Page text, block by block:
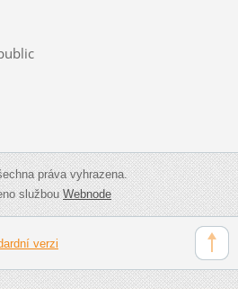
práva vyhrazena.
službouWebnode
verzi